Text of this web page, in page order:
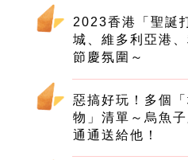
2023香港「聖誕
城、維多利亞港
節慶氛圍～
惡搞好玩！多個
物」清單～烏魚
通通送給他！